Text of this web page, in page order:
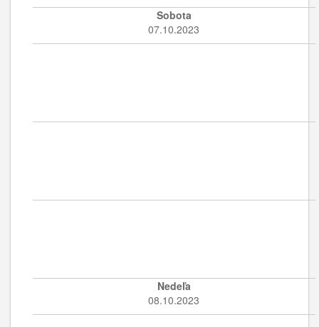
Sobota
07.10.2023
Nedeľa
08.10.2023